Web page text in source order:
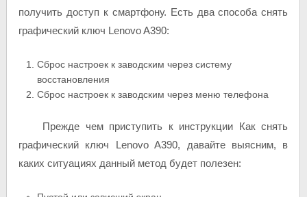
получить доступ к смартфону. Есть два способа снять
графический ключ Lenovo A390:
Сброс настроек к заводским через систему
восстановления
Сброс настроек к заводским через меню телефона
Прежде чем приступить к инструкции Как снять
графический ключ Lenovo A390, давайте выясним, в
каких ситуациях данный метод будет полезен: